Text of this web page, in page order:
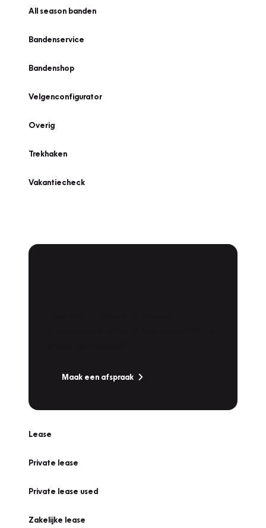
All season banden
Bandenservice
Bandenshop
Velgenconfigurator
Overig
Trekhaken
Vakantiecheck
Maak een afspraak
Lease
Private lease
Private lease used
Zakelijke lease